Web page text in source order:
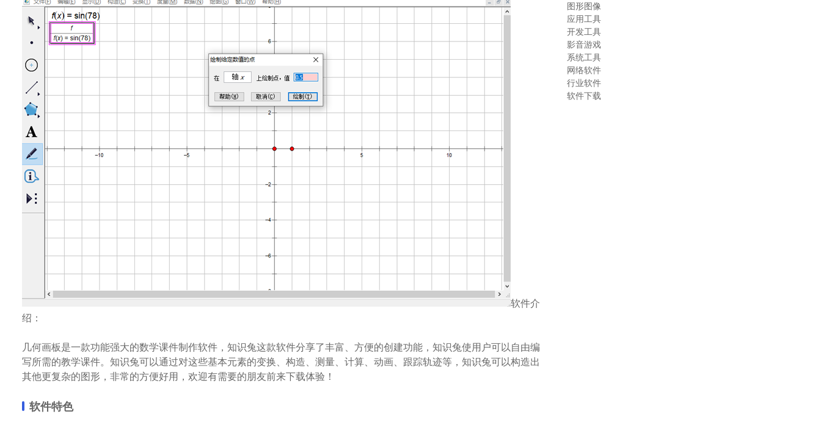
软件介
绍：
几何画板是一款功能强大的数学课件制作软件，知识兔这款软件分享了丰富、方便的创建功能，知识兔使用户可以自由编
写所需的教学课件。知识兔可以通过对这些基本元素的变换、构造、测量、计算、动画、跟踪轨迹等，知识兔可以构造出
其他更复杂的图形，非常的方便好用，欢迎有需要的朋友前来下载体验！
软件特色
图形图像
应用工具
开发工具
影音游戏
系统工具
网络软件
行业软件
软件下载